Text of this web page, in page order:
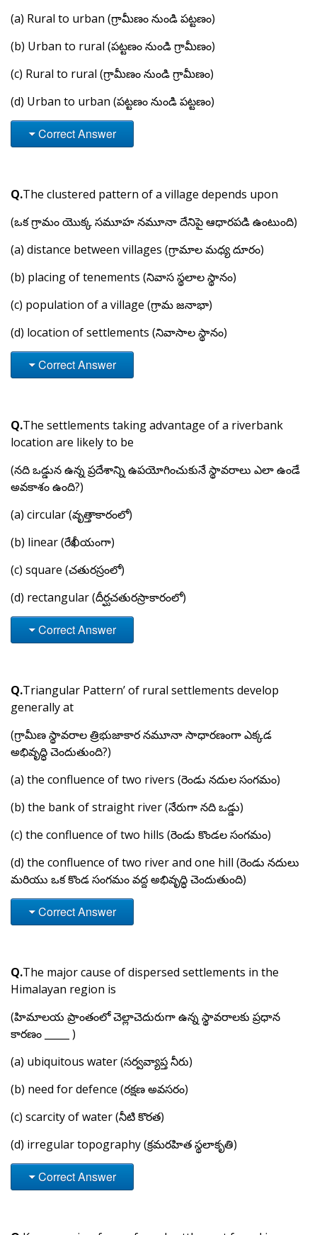
(a) Rural to urban (గ్రామీణం నుండి పట్టణం)
(b) Urban to rural (పట్టణం నుండి గ్రామీణం)
(c) Rural to rural (గ్రామీణం నుండి గ్రామీణం)
(d) Urban to urban (పట్టణం నుండి పట్టణం)
Correct Answer
Q.The clustered pattern of a village depends upon
(ఒక గ్రామం యొక్క సమూహ నమూనా దేనిపై ఆధారపడి ఉంటుంది)
(a) distance between villages (గ్రామాల మధ్య దూరం)
(b) placing of tenements (నివాస స్థలాల స్థానం)
(c) population of a village (గ్రామ జనాభా)
(d) location of settlements (నివాసాల స్థానం)
Correct Answer
Q.The settlements taking advantage of a riverbank
location are likely to be
(నది ఒడ్డున ఉన్న ప్రదేశాన్ని ఉపయోగించుకునే స్థావరాలు ఎలా ఉండే
అవకాశం ఉంది?)
(a) circular (వృత్తాకారంలో)
(b) linear (రేఖీయంగా)
(c) square (చతురస్రంలో)
(d) rectangular (దీర్ఘచతురస్రాకారంలో)
Correct Answer
Q.Triangular Pattern’ of rural settlements develop
generally at
(గ్రామీణ స్థావరాల త్రిభుజాకార నమూనా సాధారణంగా ఎక్కడ
అభివృద్ధి చెందుతుంది?)
(a) the confluence of two rivers (రెండు నదుల సంగమం)
(b) the bank of straight river (నేరుగా నది ఒడ్డు)
(c) the confluence of two hills (రెండు కొండల సంగమం)
(d) the confluence of two river and one hill (రెండు నదులు
మరియు ఒక కొండ సంగమం వద్ద అభివృద్ధి చెందుతుంది)
Correct Answer
Q.The major cause of dispersed settlements in the
Himalayan region is
(హిమాలయ ప్రాంతంలో చెల్లాచెదురుగా ఉన్న స్థావరాలకు ప్రధాన
కారణం _____ )
(a) ubiquitous water (సర్వవ్యాప్త నీరు)
(b) need for defence (రక్షణ అవసరం)
(c) scarcity of water (నీటి కొరత)
(d) irregular topography (క్రమరహిత స్థలాకృతి)
Correct Answer